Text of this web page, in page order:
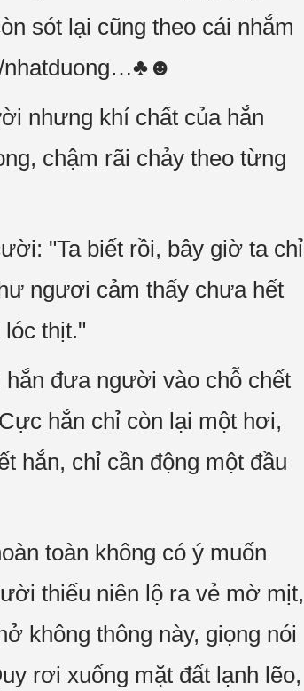
sót lại cũng theo cái nhắm
nhatduong…♣☻
nhưng khí chất của hắn
chậm rãi chảy theo từng
"Ta biết rồi, bây giờ ta chỉ
ngươi cảm thấy chưa hết
thịt."
đưa người vào chỗ chết
hắn chỉ còn lại một hơi,
hắn, chỉ cần động một đầu
toàn không có ý muốn
thiếu niên lộ ra vẻ mờ mịt,
không thông này, giọng nói
rơi xuống mặt đất lạnh lẽo,